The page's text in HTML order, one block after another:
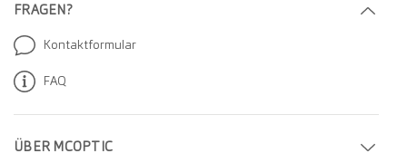
ÜBER MCOPTIC
FRAGEN?
Kontaktformular
FAQ